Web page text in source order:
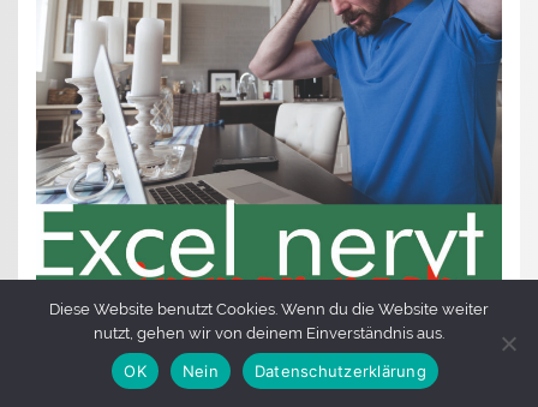
Diese Website benutzt Cookies. Wenn du die Website weiter
nutzt, gehen wir von deinem Einverständnis aus.
OK Nein Datenschutzerklärung